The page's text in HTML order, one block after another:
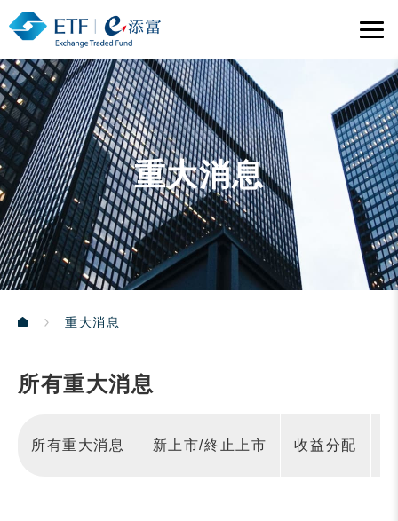
重大消息
重大消息
所有重大消息
所有重大消息 新上市/終止上市 收益分配